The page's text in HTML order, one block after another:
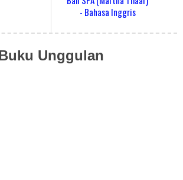
- Bahasa Inggris
Unggulan